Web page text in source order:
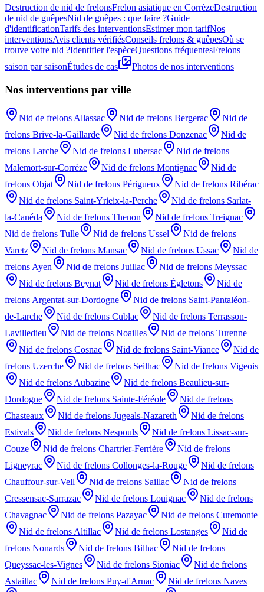
Destruction de nid de frelonsFrelon asiatique en CorrèzeDestruction
de nid de guêpesNid de guêpes : que faire ?Guide
d'identificationTarifs des interventionsEstimer mon tarifNos
interventionsAvis clients vérifiésConseils frelons & guêpesOù se
trouve votre nid ?Identifier l'espèceQuestions fréquentesFrelons
saison par saisonÉtudes de cas Photos de nos interventions
Nos interventions par ville
Nid de frelons Allassac Nid de frelons Bergerac
Nid de
frelons Brive-la-Gaillarde Nid de frelons Donzenac
Nid de
frelons Larche Nid de frelons Lubersac
Nid de frelons
Malemort-sur-Corrèze
Nid de frelons Montignac
Nid de
frelons Objat Nid de frelons Périgueux Nid de frelons Ribérac
Nid de frelons Saint-Yrieix-la-Perche Nid de frelons Sarlat-
la-Canéda
Nid de frelons Thenon Nid de frelons Treignac
Nid de frelons Tulle Nid de frelons Ussel
Nid de frelons
Varetz
Nid de frelons Mansac Nid de frelons Ussac
Nid de
frelons Ayen Nid de frelons Juillac Nid de frelons Meyssac
Nid de frelons Beynat Nid de frelons Égletons
Nid de
frelons Argentat-sur-Dordogne Nid de frelons Saint-Pantaléon-
de-Larche
Nid de frelons Cublac Nid de frelons Terrasson-
Lavilledieu
Nid de frelons Noailles Nid de frelons Turenne
Nid de frelons Cosnac Nid de frelons Saint-Viance
Nid de
frelons Uzerche Nid de frelons Seilhac Nid de frelons Vigeois
Nid de frelons Aubazine Nid de frelons Beaulieu-sur-
Dordogne
Nid de frelons Sainte-Féréole
Nid de frelons
Chasteaux
Nid de frelons Jugeals-Nazareth
Nid de frelons
Estivals
Nid de frelons Nespouls Nid de frelons Lissac-sur-
Couze
Nid de frelons Chartrier-Ferrière
Nid de frelons
Ligneyrac
Nid de frelons Collonges-la-Rouge
Nid de frelons
Chauffour-sur-Vell
Nid de frelons Saillac
Nid de frelons
Cressensac-Sarrazac
Nid de frelons Louignac
Nid de frelons
Chavagnac
Nid de frelons Pazayac Nid de frelons Curemonte
Nid de frelons Altillac Nid de frelons Lostanges
Nid de
frelons Nonards Nid de frelons Bilhac
Nid de frelons
Queyssac-les-Vignes
Nid de frelons Sioniac
Nid de frelons
Astaillac
Nid de frelons Puy-d'Arnac Nid de frelons Naves